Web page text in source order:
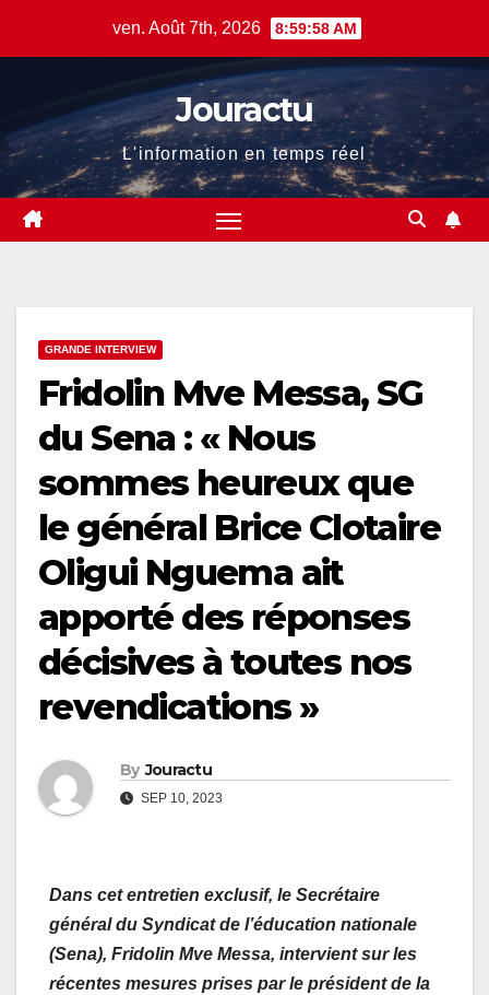
ven. Août 7th, 2026 8:59:59 AM
Jouractu
L'information en temps réel
GRANDE INTERVIEW
Fridolin Mve Messa, SG
du Sena : « Nous
sommes heureux que
le général Brice Clotaire
Oligui Nguema ait
apporté des réponses
décisives à toutes nos
revendications »
By Jouractu
SEP 10, 2023
Dans cet entretien exclusif, le Secrétaire
général du Syndicat de l’éducation nationale
(Sena), Fridolin Mve Messa, intervient sur les
récentes mesures prises par le président de la